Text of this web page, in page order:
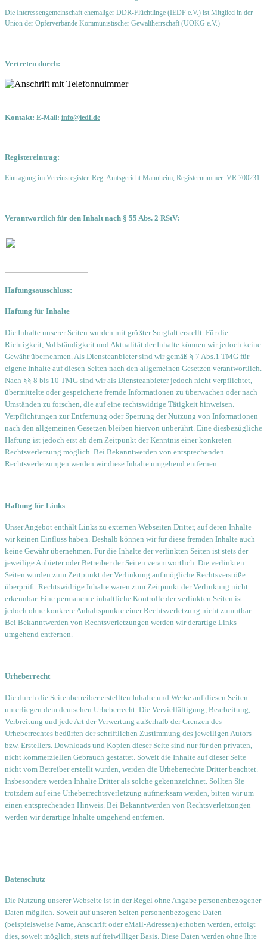
Die Interessengemeinschaft ehemaliger DDR-Flüchtlinge (IEDF e.V.) ist Mitglied in der
Union der Opferverbände Kommunistischer Gewaltherrschaft (UOKG e.V.)
Vertreten durch:
Kontakt: E-Mail: info@iedf.de
Registereintrag:
Eintragung im Vereinsregister. Reg. Amtsgericht Mannheim, Registernummer: VR 700231
Verantwortlich für den Inhalt nach § 55 Abs. 2 RStV:
Haftungsausschluss:
Haftung für Inhalte
Die Inhalte unserer Seiten wurden mit größter Sorgfalt erstellt. Für die
Richtigkeit, Vollständigkeit und Aktualität der Inhalte können wir jedoch keine
Gewähr übernehmen. Als Diensteanbieter sind wir gemäß § 7 Abs.1 TMG für
eigene Inhalte auf diesen Seiten nach den allgemeinen Gesetzen verantwortlich.
Nach §§ 8 bis 10 TMG sind wir als Diensteanbieter jedoch nicht verpflichtet,
übermittelte oder gespeicherte fremde Informationen zu überwachen oder nach
Umständen zu forschen, die auf eine rechtswidrige Tätigkeit hinweisen.
Verpflichtungen zur Entfernung oder Sperrung der Nutzung von Informationen
nach den allgemeinen Gesetzen bleiben hiervon unberührt. Eine diesbezügliche
Haftung ist jedoch erst ab dem Zeitpunkt der Kenntnis einer konkreten
Rechtsverletzung möglich. Bei Bekanntwerden von entsprechenden
Rechtsverletzungen werden wir diese Inhalte umgehend entfernen.
Haftung für Links
Unser Angebot enthält Links zu externen Webseiten Dritter, auf deren Inhalte
wir keinen Einfluss haben. Deshalb können wir für diese fremden Inhalte auch
keine Gewähr übernehmen. Für die Inhalte der verlinkten Seiten ist stets der
jeweilige Anbieter oder Betreiber der Seiten verantwortlich. Die verlinkten
Seiten wurden zum Zeitpunkt der Verlinkung auf mögliche Rechtsverstöße
überprüft. Rechtswidrige Inhalte waren zum Zeitpunkt der Verlinkung nicht
erkennbar. Eine permanente inhaltliche Kontrolle der verlinkten Seiten ist
jedoch ohne konkrete Anhaltspunkte einer Rechtsverletzung nicht zumutbar.
Bei Bekanntwerden von Rechtsverletzungen werden wir derartige Links
umgehend entfernen.
Urheberrecht
Die durch die Seitenbetreiber erstellten Inhalte und Werke auf diesen Seiten
unterliegen dem deutschen Urheberrecht. Die Vervielfältigung, Bearbeitung,
Verbreitung und jede Art der Verwertung außerhalb der Grenzen des
Urheberrechtes bedürfen der schriftlichen Zustimmung des jeweiligen Autors
bzw. Erstellers. Downloads und Kopien dieser Seite sind nur für den privaten,
nicht kommerziellen Gebrauch gestattet. Soweit die Inhalte auf dieser Seite
nicht vom Betreiber erstellt wurden, werden die Urheberrechte Dritter beachtet.
Insbesondere werden Inhalte Dritter als solche gekennzeichnet. Sollten Sie
trotzdem auf eine Urheberrechtsverletzung aufmerksam werden, bitten wir um
einen entsprechenden Hinweis. Bei Bekanntwerden von Rechtsverletzungen
werden wir derartige Inhalte umgehend entfernen.
Datenschutz
Die Nutzung unserer Webseite ist in der Regel ohne Angabe personenbezogener
Daten möglich. Soweit auf unseren Seiten personenbezogene Daten
(beispielsweise Name, Anschrift oder eMail-Adressen) erhoben werden, erfolgt
dies, soweit möglich, stets auf freiwilliger Basis. Diese Daten werden ohne Ihre